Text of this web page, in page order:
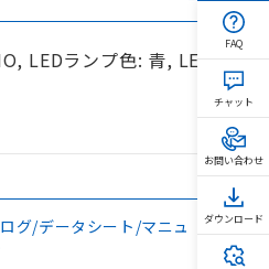
LEDランプ色: 青, LED
グ/データシート/マニュ
FAQ
チャット
お問い合わせ
ダウンロード